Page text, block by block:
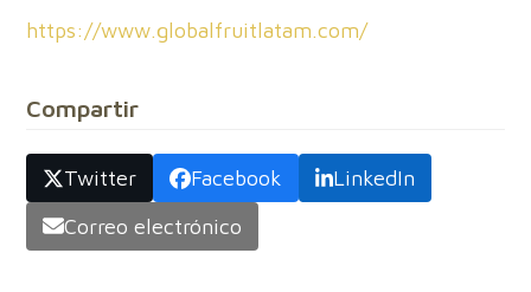
https://www.globalfruitlatam.com/
Compartir
Twitter Facebook
LinkedIn
Correo electrónico